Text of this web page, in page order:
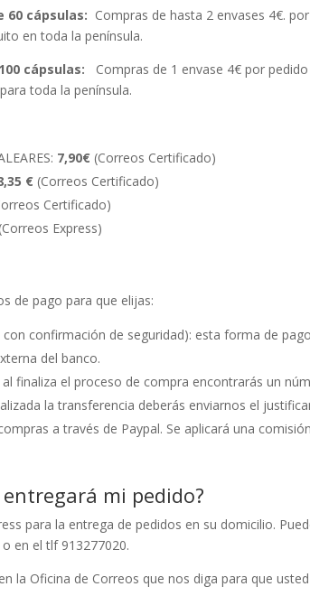
60 cápsulas: Compras de hasta 2 envases 4€.
en toda la península.
cápsulas: Compras de 1 envase 4€ por
toda la península.
7,90€ (Correos Certificado)
€ (Correos Certificado)
Certificado)
(Correos Express)
de pago para que elijas:
con confirmación de seguridad): esta forma de
del banco.
al finaliza el proceso de compra encontrarás un
la transferencia deberás enviarnos el
a través de Paypal. Se aplicará una
mi pedido?
para la entrega de pedidos en su domicilio.
o en el tlf 913277020.
la Oficina de Correos que nos diga para que